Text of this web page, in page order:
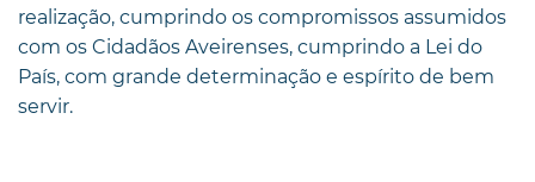
realização, cumprindo os compromissos assumidos
com os Cidadãos Aveirenses, cumprindo a Lei do
País, com grande determinação e espírito de bem
servir.